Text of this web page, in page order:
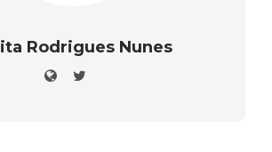
Rodrigues Nunes